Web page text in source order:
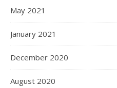
May 2021
January 2021
December 2020
August 2020